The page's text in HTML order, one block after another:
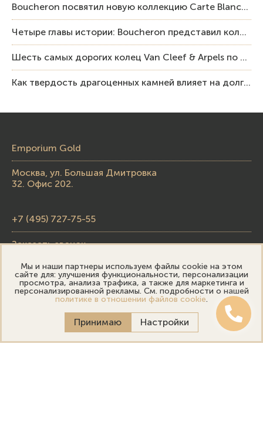
Boucheron посвятил новую коллекцию Carte Blanche Human Being человеку и силе мастерства
Четыре главы истории: Boucheron представил коллекцию «Nom: Boucheron, Prénom: Frédéric»
Шесть самых дорогих колец Van Cleef & Arpels по итогам аукционов Sotheby’s
Как твердость драгоценных камней влияет на долговечность ювелирных изделий
Emporium Gold
Москва, ул. Большая Дмитровка
32. Офис 202.
+7 (495) 727-75-55
Заказать звонок
skupka@emporiumgold.com
sale@emporiumgold.com
Режим работы:
Пн-Пт: 10:00–20:00
Мы и наши партнеры используем файлы cookie на этом
сайте для: улучшения функциональности, персонализации
просмотра, анализа трафика, а также для маркетинга и
персонализированной рекламы. См. подробности о нашей
политике в отношении файлов cookie.
Принимаю Настройки